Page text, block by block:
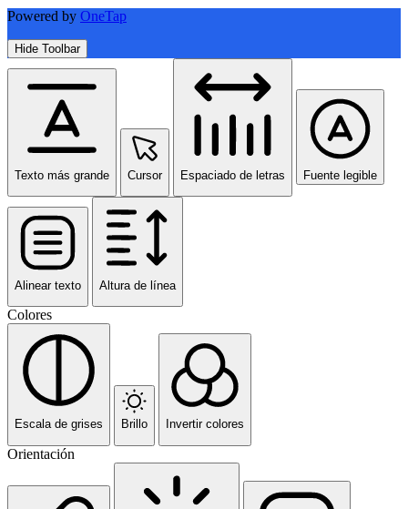
Powered by OneTap
Hide Toolbar
Texto más grande Cursor Espaciado de letras Fuente legible
Alinear texto Altura de línea
Colores
Escala de grises Brillo Invertir colores
Orientación